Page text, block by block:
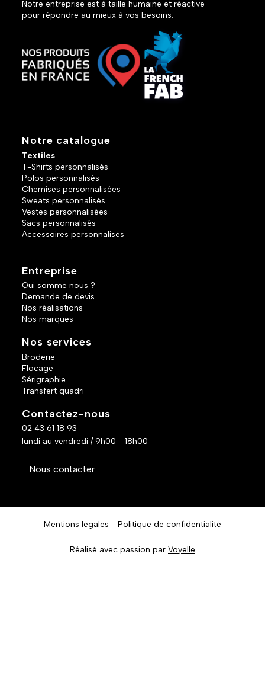
Notre entreprise est à taille humaine et réactive
pour répondre au mieux à vos besoins.
Notre catalogue
Textiles
T-Shirts personnalisés
Polos personnalisés
Chemises personnalisées
Sweats personnalisés
Vestes personnalisées
Sacs personnalisés
Accessoires personnalisés
Entreprise
Qui somme nous ?
Demande de devis
Nos réalisations
Nos marques
Nos services
Broderie
Flocage
Sérigraphie
Transfert quadri
Contactez-nous
02 43 61 18 93
lundi au vendredi / 9h00 - 18h00
Nous contacter
Mentions légales Politique de confidentialité
Réalisé avec passion par Voyelle